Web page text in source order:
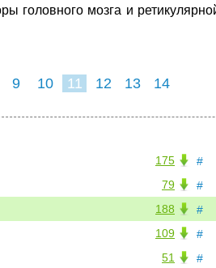
головного мозга и
9 10 11 12 13 14
#
175
#
79
#
188
#
109
#
51